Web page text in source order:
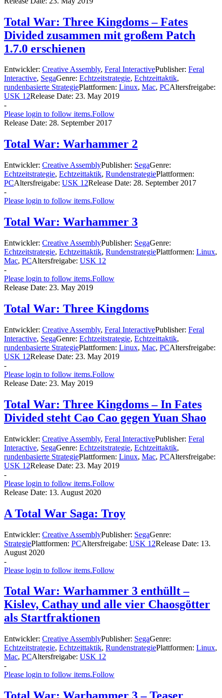
Total War: Three Kingdoms – Fates
Divided zusammen mit großem Patch
1.7.0 erschienen
Entwickler: Creative Assembly, Feral InteractivePublisher: Feral
Interactive, SegaGenre: Echtzeitstrategie, Echtzeittaktik,
rundenbasierte StrategiePlattformen: Linux, Mac, PCAltersfreigabe:
USK 12Release Date: 23. May 2019
-
Please login to follow items.Follow
Release Date: 28. September 2017
Total War: Warhammer 2
Entwickler: Creative AssemblyPublisher: SegaGenre:
Echtzeitstrategie, Echtzeittaktik, RundenstrategiePlattformen:
PCAltersfreigabe: USK 12Release Date: 28. September 2017
-
Please login to follow items.Follow
Total War: Warhammer 3
Entwickler: Creative AssemblyPublisher: SegaGenre:
Echtzeitstrategie, Echtzeittaktik, RundenstrategiePlattformen: Linux,
Mac, PCAltersfreigabe: USK 12
-
Please login to follow items.Follow
Release Date: 23. May 2019
Total War: Three Kingdoms
Entwickler: Creative Assembly, Feral InteractivePublisher: Feral
Interactive, SegaGenre: Echtzeitstrategie, Echtzeittaktik,
rundenbasierte StrategiePlattformen: Linux, Mac, PCAltersfreigabe:
USK 12Release Date: 23. May 2019
-
Please login to follow items.Follow
Release Date: 23. May 2019
Total War: Three Kingdoms – In Fates
Divided steht Cao Cao gegen Yuan Shao
Entwickler: Creative Assembly, Feral InteractivePublisher: Feral
Interactive, SegaGenre: Echtzeitstrategie, Echtzeittaktik,
rundenbasierte StrategiePlattformen: Linux, Mac, PCAltersfreigabe:
USK 12Release Date: 23. May 2019
-
Please login to follow items.Follow
Release Date: 13. August 2020
A Total War Saga: Troy
Entwickler: Creative AssemblyPublisher: SegaGenre:
StrategiePlattformen: PCAltersfreigabe: USK 12Release Date: 13.
August 2020
-
Please login to follow items.Follow
Total War: Warhammer 3 enthüllt –
Kislev, Cathay und alle vier Chaosgötter
als Startfraktionen
Entwickler: Creative AssemblyPublisher: SegaGenre:
Echtzeitstrategie, Echtzeittaktik, RundenstrategiePlattformen: Linux,
Mac, PCAltersfreigabe: USK 12
-
Please login to follow items.Follow